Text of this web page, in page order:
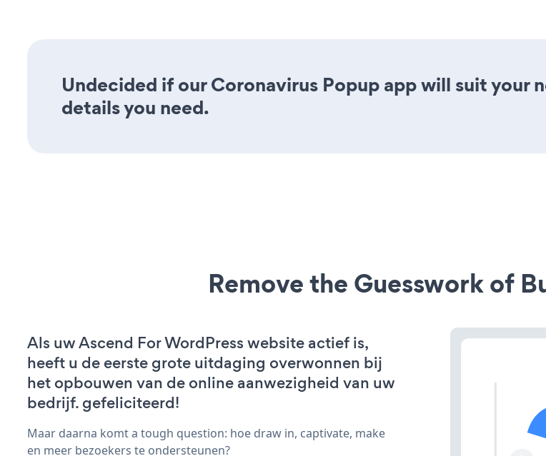
Undecided if our Coronavirus Popup app will suit your
details you need.
Remove the Guesswork of
Als uw Ascend For WordPress website actief is,
heeft u de eerste grote uitdaging overwonnen bij
het opbouwen van de online aanwezigheid van uw
bedrijf. gefeliciteerd!
Maar daarna komt a tough question: hoe draw in, captivate, make
en meer bezoekers te ondersteunen?